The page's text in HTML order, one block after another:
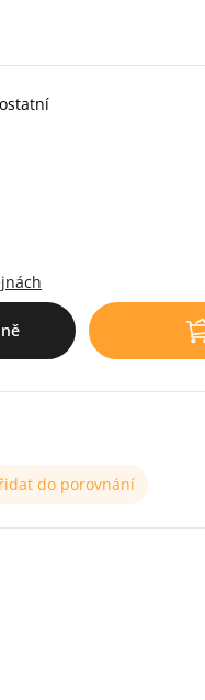
do porovnání